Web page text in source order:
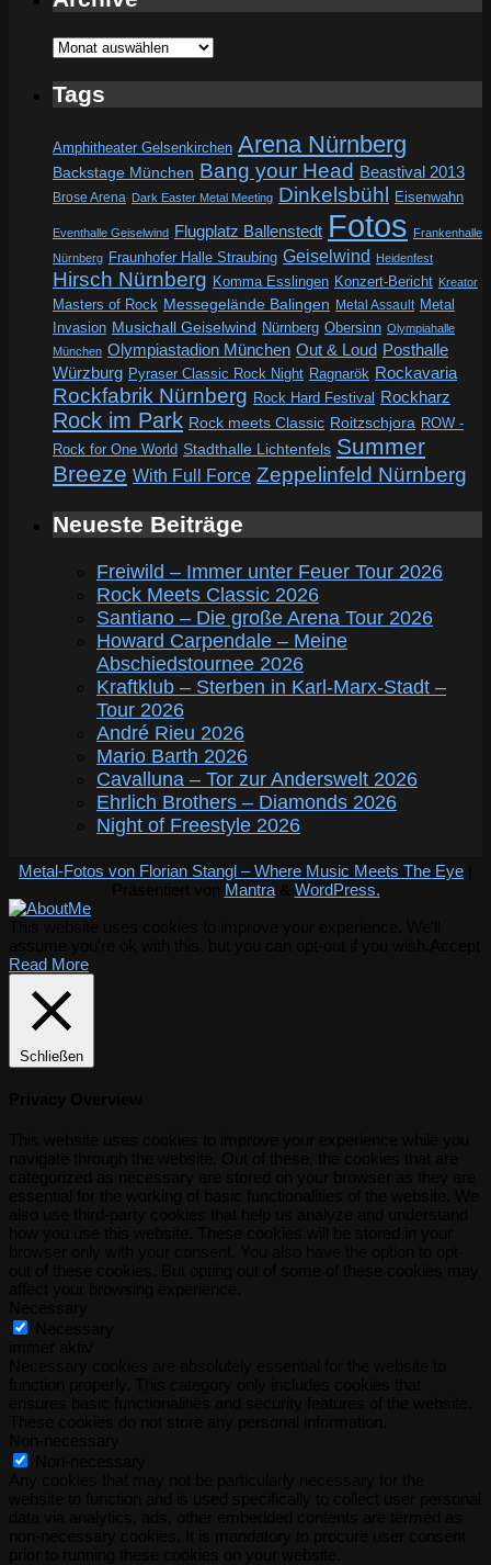
Archive
Tags
Amphitheater Gelsenkirchen Arena Nürnberg
Backstage München Bang your Head Beastival 2013
Brose Arena Dark Easter Metal Meeting Dinkelsbühl Eisenwahn
Eventhalle Geiselwind Flugplatz Ballenstedt Fotos Frankenhalle
Nürnberg Fraunhofer Halle Straubing Geiselwind Heidenfest
Hirsch Nürnberg Komma Esslingen Konzert-Bericht Kreator
Masters of Rock Messegelände Balingen Metal Assault Metal
Invasion Musichall Geiselwind Nürnberg Obersinn Olympiahalle
München Olympiastadion München Out & Loud Posthalle
Würzburg Pyraser Classic Rock Night Ragnarök Rockavaria
Rockfabrik Nürnberg Rock Hard Festival Rockharz
Rock im Park Rock meets Classic Roitzschjora ROW -
Rock for One World Stadthalle Lichtenfels Summer
Breeze With Full Force Zeppelinfeld Nürnberg
Neueste Beiträge
Freiwild – Immer unter Feuer Tour 2026
Rock Meets Classic 2026
Santiano – Die große Arena Tour 2026
Howard Carpendale – Meine
Abschiedstournee 2026
Kraftklub – Sterben in Karl-Marx-Stadt –
Tour 2026
André Rieu 2026
Mario Barth 2026
Cavalluna – Tor zur Anderswelt 2026
Ehrlich Brothers – Diamonds 2026
Night of Freestyle 2026
Metal-Fotos von Florian Stangl – Where Music Meets The Eye
Mantra& WordPress.
Read More
Schließen